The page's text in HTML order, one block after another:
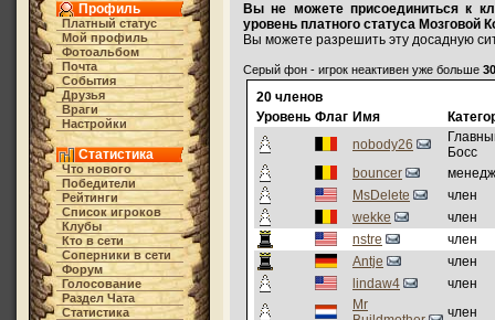
Профиль
Платный статус
Мой профиль
Фотоальбом
Почта
События
Друзья
Враги
Настройки
Статистика
Что нового
Победители
Рейтинги
Список игроков
Клубы
Кто в cети
Соперники в сети
Форум
Голосование
Раздел Чата
Статистика
Вы не можете присоединиться к
уровень платного статуса Мозговой
Вы можете разрешить эту досадную
Серый фон - игрок неактивен уже больше
20 членов
Уровень Флаг Имя
nobody26
Босс
bouncer
MsDelete
член
wekke
член
nstre
член
Antje
член
lindaw4
член
Mr
член